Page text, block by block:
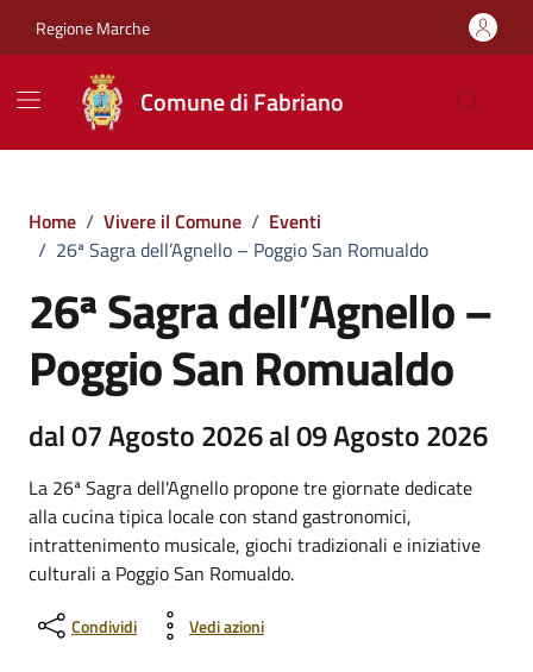
Regione Marche
Comune di Fabriano
Home / Vivere il Comune / Eventi
/ 26ª Sagra dell’Agnello – Poggio San Romualdo
26ª Sagra dell’Agnello –
Poggio San Romualdo
dal 07 Agosto 2026 al 09 Agosto 2026
La 26ª Sagra dell'Agnello propone tre giornate dedicate
alla cucina tipica locale con stand gastronomici,
intrattenimento musicale, giochi tradizionali e iniziative
culturali a Poggio San Romualdo.
Condividi Vedi azioni